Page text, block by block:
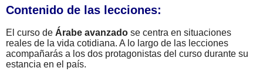
Contenido de las lecciones:
El curso de Árabe avanzado se centra en situaciones
reales de la vida cotidiana. A lo largo de las lecciones
acompañarás a los dos protagonistas del curso durante su
estancia en el país.